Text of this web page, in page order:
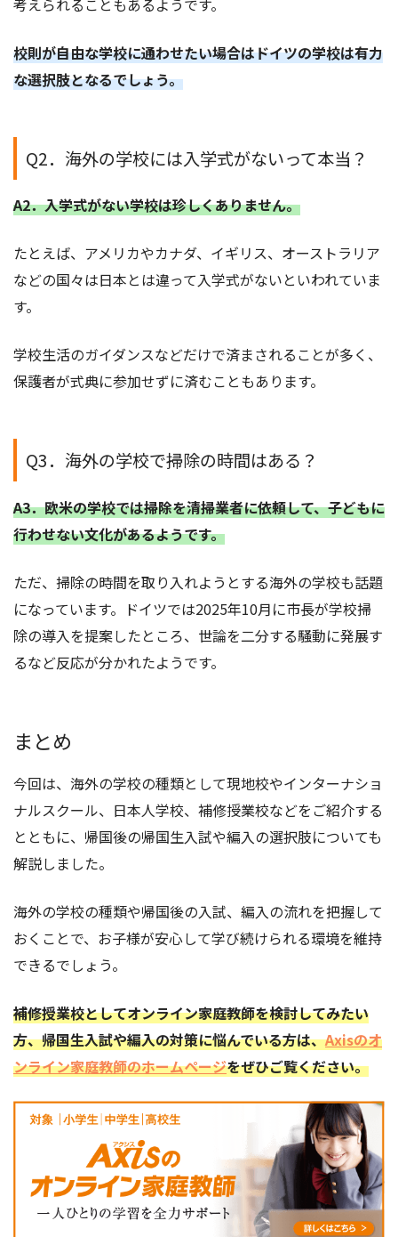
考えられることもあるようです。
校則が自由な学校に通わせたい場合はドイツの学校は有力
な選択肢となるでしょう。
Q2．海外の学校には入学式がないって本当？
A2．入学式がない学校は珍しくありません。
たとえば、アメリカやカナダ、イギリス、オーストラリア
などの国々は日本とは違って入学式がないといわれていま
す。
学校生活のガイダンスなどだけで済まされることが多く、
保護者が式典に参加せずに済むこともあります。
Q3．海外の学校で掃除の時間はある？
A3．欧米の学校では掃除を清掃業者に依頼して、子どもに
行わせない文化があるようです。
ただ、掃除の時間を取り入れようとする海外の学校も話題
になっています。ドイツでは2025年10月に市長が学校掃
除の導入を提案したところ、世論を二分する騒動に発展す
るなど反応が分かれたようです。
まとめ
今回は、海外の学校の種類として現地校やインターナショ
ナルスクール、日本人学校、補修授業校などをご紹介する
とともに、帰国後の帰国生入試や編入の選択肢についても
解説しました。
海外の学校の種類や帰国後の入試、編入の流れを把握して
おくことで、お子様が安心して学び続けられる環境を維持
できるでしょう。
補修授業校としてオンライン家庭教師を検討してみたい
方、帰国生入試や編入の対策に悩んでいる方は、Axisのオ
ンライン家庭教師のホームページをぜひご覧ください。